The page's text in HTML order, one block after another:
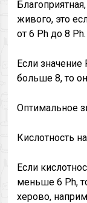
живого, это
от 6 Ph до 8 Ph.
Если значение
больше 8, то
Оптимальное
Кислотность
Если
меньше 6 Ph,
херово,